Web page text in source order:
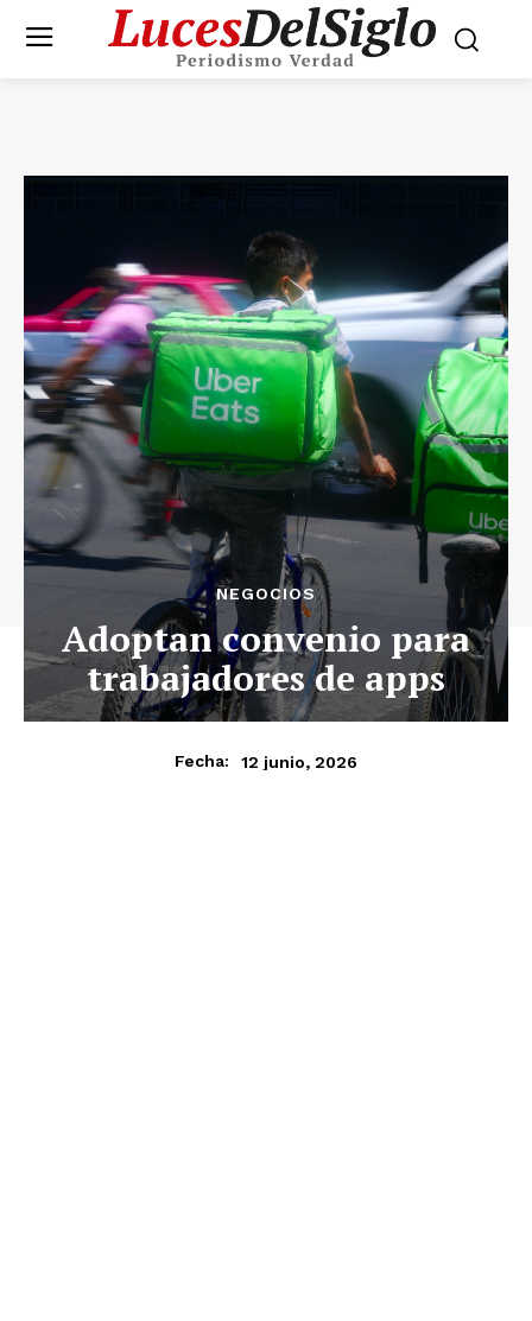
NEGOCIOS
Adoptan convenio para
trabajadores de apps
Fecha: 12 junio, 2026